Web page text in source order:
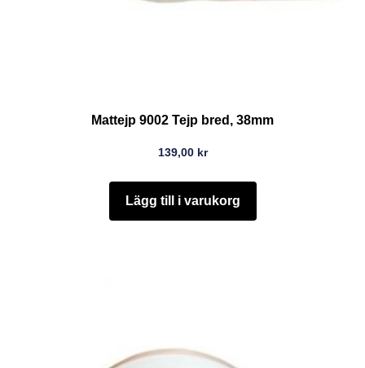
Mattejp 9002 Tejp bred, 38mm
139,00 kr
Lägg till i varukorg